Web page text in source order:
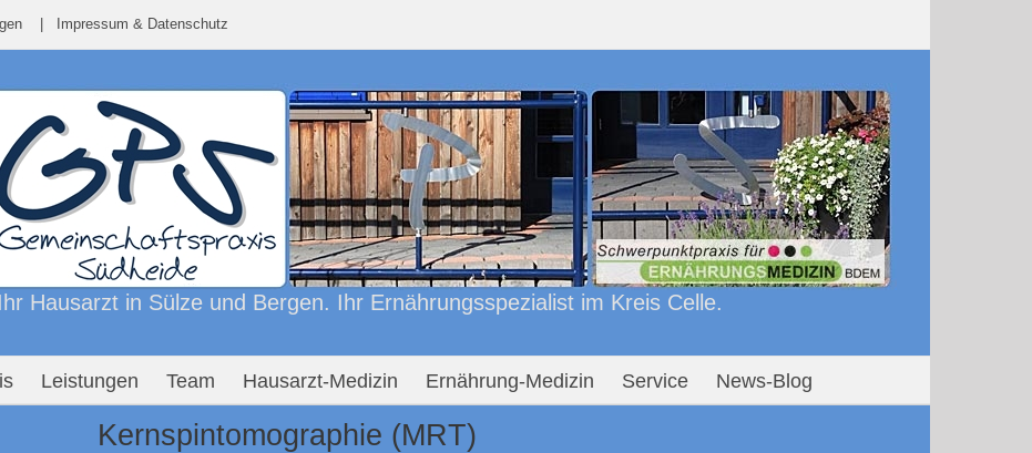
| Impressum & Datenschutz
Hausarzt in Sülze und Bergen. Ihr Ernährungsspezialist im Kreis Celle.
Leistungen Team Hausarzt-Medizin Ernährung-Medizin Service News-Blog
Kernspintomographie (MRT)